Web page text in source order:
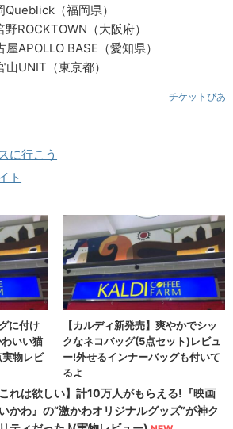
（福岡県）
ROCKTOWN（大阪府）
APOLLO BASE（愛知県）
UNIT（東京都）
チケットぴあ
に行こう
ト